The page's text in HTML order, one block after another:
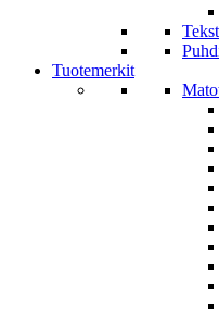
Tuotemerkit